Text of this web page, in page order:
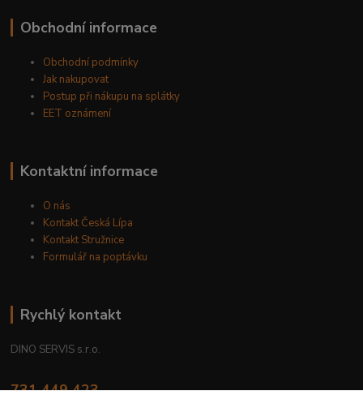
Obchodní informace
Obchodní podmínky
Jak nakupovat
Postup při nákupu na splátky
EET oznámení
Kontaktní informace
O nás
Kontakt Česká Lípa
Kontakt Stružnice
Formulář na poptávku
Rychlý kontakt
DINO SERVIS s.r.o.
731 449 423